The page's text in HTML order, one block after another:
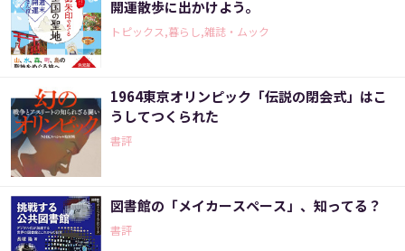
開運散歩に出かけよう。
トピックス,暮らし,雑誌・ムック
1964東京オリンピック「伝説の閉会式」はこ
うしてつくられた
書評
図書館の「メイカースペース」、知ってる？
書評